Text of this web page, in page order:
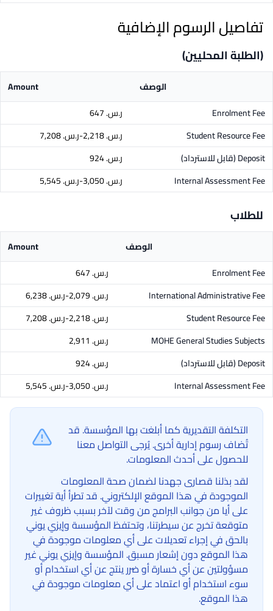
تفاصيل الرسوم الإضافية
(الطلبة المحليين)
الوصف
Amount
Enrolment Fee
ر.س.‏ 647
Student Resource Fee
ر.س.‏ 2,218-ر.س.‏ 7,208
Deposit(قابل للاسترداد)
ر.س.‏ 924
Internal Assessment Fee
ر.س.‏ 3,050-ر.س.‏ 5,545
للطلاب
الوصف
Amount
Enrolment Fee
ر.س.‏ 647
International Administrative Fee
ر.س.‏ 2,079-ر.س.‏ 6,238
Student Resource Fee
ر.س.‏ 2,218-ر.س.‏ 7,208
MOHE General Studies Subjects
ر.س.‏ 2,911
Deposit(قابل للاسترداد)
ر.س.‏ 924
Internal Assessment Fee
ر.س.‏ 3,050-ر.س.‏ 5,545
التكلفة التقديرية كما أبلغت بها المؤسسة. قد
تُضاف رسوم إدارية أخرى. يُرجى التواصل معنا
للحصول على أحدث المعلومات.
لقد بذلنا قصارى جهدنا لضمان صحة المعلومات
الموجودة في هذا الموقع الإلكتروني. قد تطرأ أية تغييرات
على أيا من جوانب البرامج من وقت لآخر بسبب ظروف غير
متوقعة تخرج عن سيطرتنا، وتحتفظ المؤسسة وإيزي يوني
بالحق في إجراء تعديلات على أي معلومات موجودة في
هذا الموقع دون إشعار مسبق. المؤسسة وإيزي يوني غير
مسؤولتين عن أي خسارة أو ضرر ينتج عن أي استخدام أو
سوء استخدام أو اعتماد على أي معلومات موجودة في
هذا الموقع.